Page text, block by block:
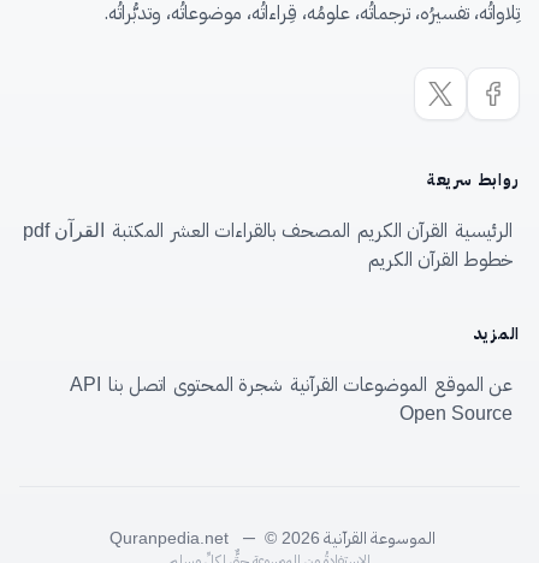
تِلاواتُه، تفسيرُه، ترجماتُه، علومُه، قِراءاتُه، موضوعاتُه، وتدبُّراتُه.
روابط سريعة
الرئيسية القرآن الكريم المصحف بالقراءات العشر المكتبة القرآن pdf
خطوط القرآن الكريم
المزيد
عن الموقع الموضوعات القرآنية شجرة المحتوى اتصل بنا
API
Open Source
الموسوعة القرآنية Quranpedia.net — © 2026